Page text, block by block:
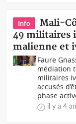
Info
Mali-
49 militaires
malienne et
Faure
médiation
militaires
accusés
phase
il y a 4